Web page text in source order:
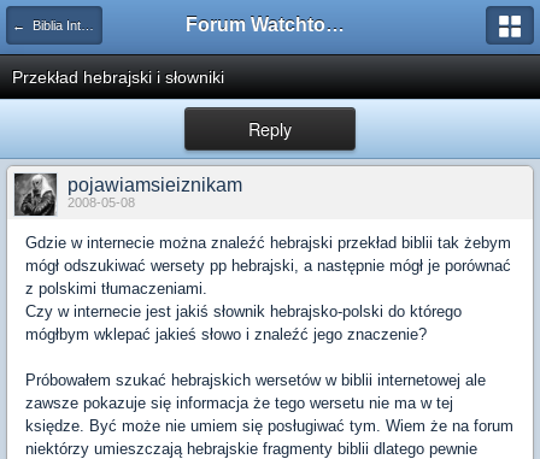
← Biblia Internetowa Forum Watchtower
Przekład hebrajski i słowniki
Reply
pojawiamsieiznikam
2008-05-08
Gdzie w internecie można znaleźć hebrajski przekład biblii tak żebym
mógł odszukiwać wersety pp hebrajski, a następnie mógł je porównać
z polskimi tłumaczeniami.
Czy w internecie jest jakiś słownik hebrajsko-polski do którego
mógłbym wklepać jakieś słowo i znaleźć jego znaczenie?
Próbowałem szukać hebrajskich wersetów w biblii internetowej ale
zawsze pokazuje się informacja że tego wersetu nie ma w tej
księdze. Być może nie umiem się posługiwać tym. Wiem że na forum
niektórzy umieszczają hebrajskie fragmenty biblii dlatego pewnie